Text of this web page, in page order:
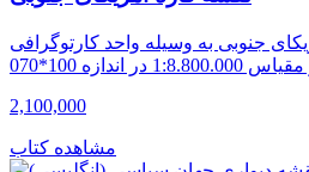
جنوبی به وسیله واحد کارتوگرافی
2,100,000
مشاهده کتاب